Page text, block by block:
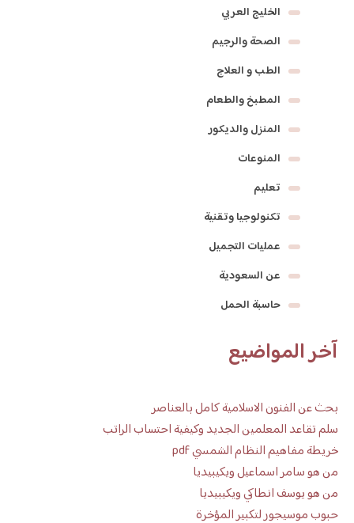
الخليج العربي
الصحة والرجيم
الطب و العلاج
المطبخ والطعام
المنزل والديكور
المنوعات
تعليم
تكنولوجيا وتقنية
عمليات التجميل
عن السعودية
حاسبة الحمل
آخر المواضيع
بحث عن الفنون الاسلامية كامل بالعناصر
سلم تقاعد المعلمين الجديد وكيفية احتساب الراتب
خريطة مفاهيم النظام الشمسي pdf
من هو سامر اسماعيل ويكيبيديا
من هو يوسف انطاكي ويكيبيديا
حبوب موسيجور لتكبير المؤخرة